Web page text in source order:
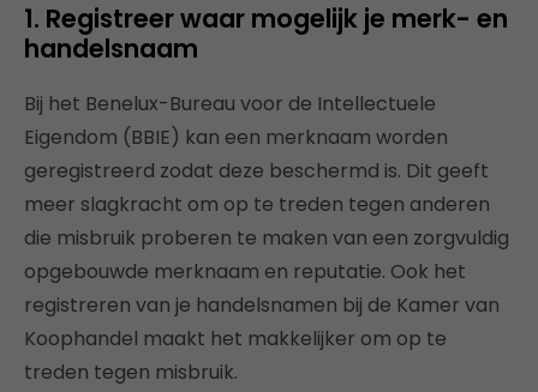
1. Registreer waar mogelijk je merk- en
handelsnaam
Bij het Benelux-Bureau voor de Intellectuele
Eigendom (BBIE) kan een merknaam worden
geregistreerd zodat deze beschermd is. Dit geeft
meer slagkracht om op te treden tegen anderen
die misbruik proberen te maken van een zorgvuldig
opgebouwde merknaam en reputatie. Ook het
registreren van je handelsnamen bij de Kamer van
Koophandel maakt het makkelijker om op te
treden tegen misbruik.